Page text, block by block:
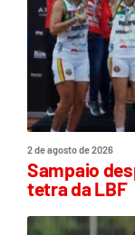
2 de agosto de 2026
Sampaio
tetra da LBF